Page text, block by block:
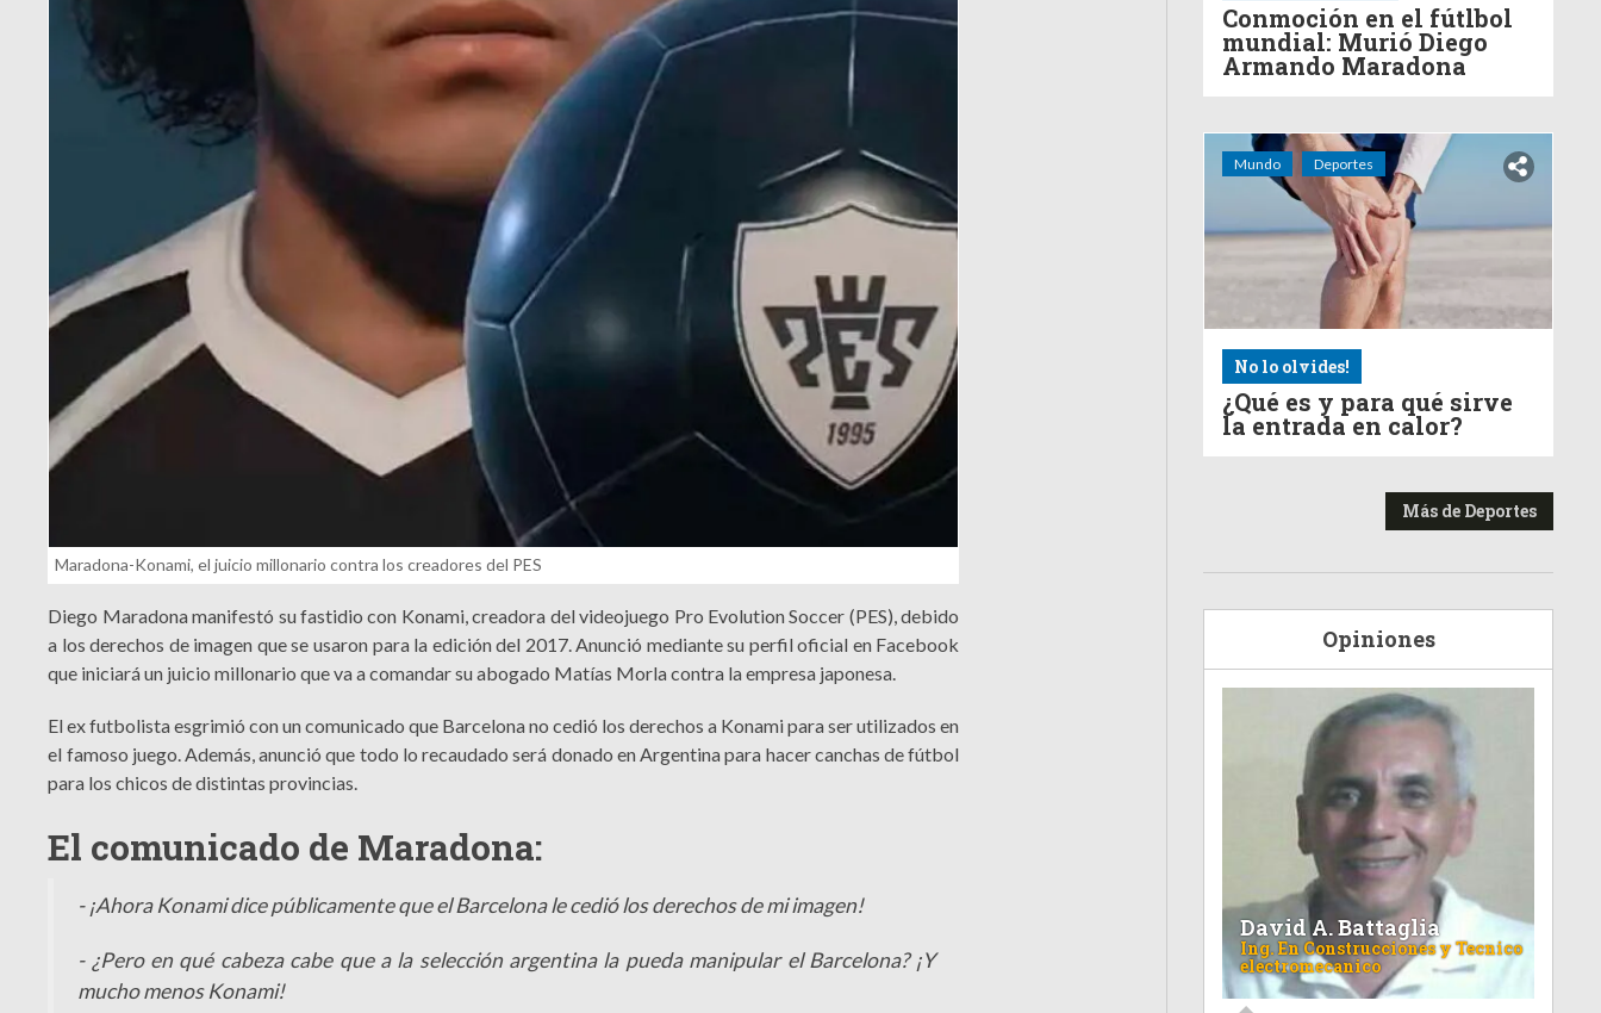
Maradona-Konami, el juicio millonario contra los creadores del PES
Diego Maradona manifestó su fastidio con Konami, creadora del videojuego Pro Evolution Soccer (PES), debido
a los derechos de imagen que se usaron para la edición del 2017. Anunció mediante su perfil oficial en Facebook
que iniciará un juicio millonario que va a comandar su abogado Matías Morla contra la empresa japonesa.
El ex futbolista esgrimió con un comunicado que Barcelona no cedió los derechos a Konami para ser utilizados en
el famoso juego. Además, anunció que todo lo recaudado será donado en Argentina para hacer canchas de fútbol
para los chicos de distintas provincias.
El comunicado de Maradona:
- ¡Ahora Konami dice públicamente que el Barcelona le cedió los derechos de mi imagen!
- ¿Pero en qué cabeza cabe que a la selección argentina la pueda manipular el Barcelona? ¡Y
mucho menos Konami!
Conmoción en el fútlbol
mundial: Murió Diego
Armando Maradona
Mundo Deportes
No lo olvides!
¿Qué es y para qué sirve
la entrada en calor?
Más de Deportes
Opiniones
David A. Battaglia
Ing. En Construcciones y Tecnico
electromecanico